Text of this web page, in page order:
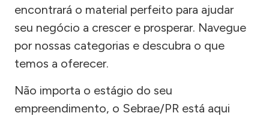
encontrará o material perfeito para ajudar
seu negócio a crescer e prosperar. Navegue
por nossas categorias e descubra o que
temos a oferecer.
Não importa o estágio do seu
empreendimento, o Sebrae/PR está aqui